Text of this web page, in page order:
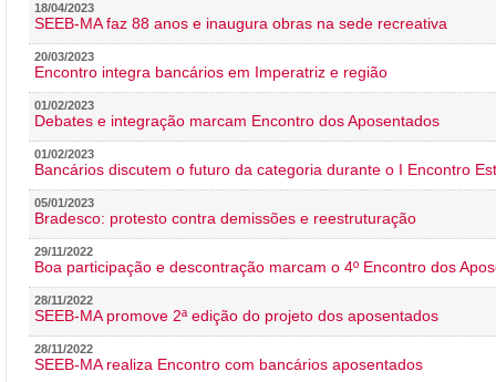
18/04/2023
SEEB-MA faz 88 anos e inaugura obras na sede recreativa
20/03/2023
Encontro integra bancários em Imperatriz e região
01/02/2023
Debates e integração marcam Encontro dos Aposentados
01/02/2023
Bancários discutem o futuro da categoria durante o I Encontro
05/01/2023
Bradesco: protesto contra demissões e reestruturação
29/11/2022
Boa participação e descontração marcam o 4º Encontro dos
28/11/2022
SEEB-MA promove 2ª edição do projeto dos aposentados
28/11/2022
SEEB-MA realiza Encontro com bancários aposentados